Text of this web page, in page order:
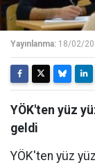
Yayınlanma: 18/02/
YÖK'ten yüz
geldi
YÖK'ten yüz